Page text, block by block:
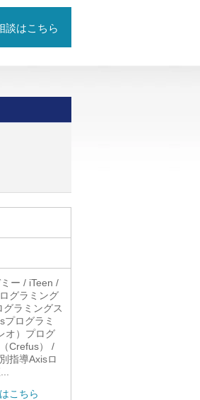
談はこちら
ー / iTeen /
グラミング
ラミングス
プログラミ
オ）プログ
Crefus） /
指導Axisロ
こちら